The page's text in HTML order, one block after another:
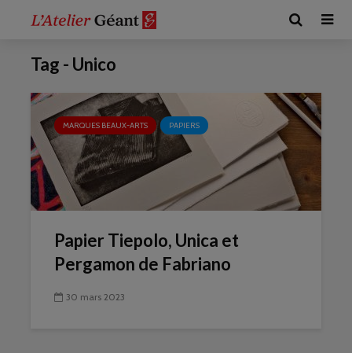
Tag - Unico
MARQUES BEAUX-ARTS PAPIERS
Papier Tiepolo, Unica et
Pergamon de Fabriano
30 mars 2023